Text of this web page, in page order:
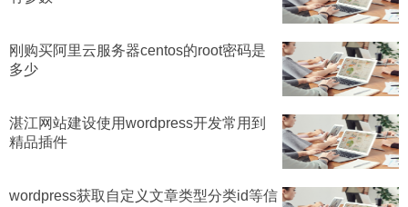
刚购买阿里云服务器centos的root密码是
多少
湛江网站建设使用wordpress开发常用到
精品插件
wordpress获取自定义文章类型分类id等信